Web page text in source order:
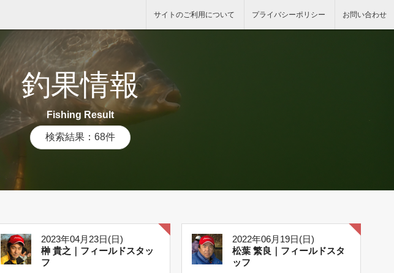
サイトのご利用について プライバシーポリシー お問い合わせ
釣果情報
Fishing Result
検索結果：68件
2023年04月23日(日)
榊 貴之｜フィールドスタッ
フ
2022年06月19日(日)
松葉 繁良｜フィールドスタ
ッフ